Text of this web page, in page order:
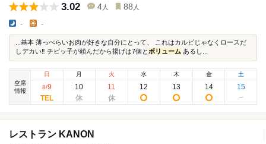
3.02 4 人 88 人
- -
...基本 薄っぺらいお肉が好きな自分にとって、 これはカルビじゃなくロースだ
しデカい‼️ チビッ子が頼んだから揚げは7個と ボリューム あるし...
空席
情報
日
8/9
月
10
火
11
水
12
木
13
金
14
土
15
レストラン KANON